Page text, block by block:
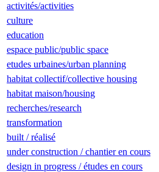
activités/activities
culture
education
espace public/public space
etudes urbaines/urban planning
habitat collectif/collective housing
habitat maison/housing
recherches/research
transformation
built / réalisé
under construction / chantier en cours
design in progress / études en cours